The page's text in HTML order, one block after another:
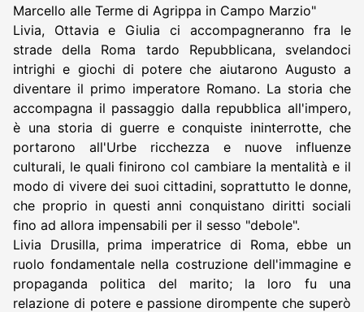
Marcello alle Terme di Agrippa in Campo Marzio"
Livia, Ottavia e Giulia ci accompagneranno fra le
strade della Roma tardo Repubblicana, svelandoci
intrighi e giochi di potere che aiutarono Augusto a
diventare il primo imperatore Romano. La storia che
accompagna il passaggio dalla repubblica all'impero,
è una storia di guerre e conquiste ininterrotte, che
portarono all'Urbe ricchezza e nuove influenze
culturali, le quali finirono col cambiare la mentalità e il
modo di vivere dei suoi cittadini, soprattutto le donne,
che proprio in questi anni conquistano diritti sociali
fino ad allora impensabili per il sesso "debole".
Livia Drusilla, prima imperatrice di Roma, ebbe un
ruolo fondamentale nella costruzione dell'immagine e
propaganda politica del marito; la loro fu una
relazione di potere e passione dirompente che superò